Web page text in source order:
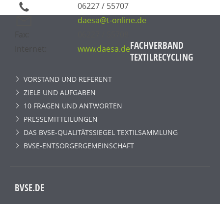
06227 / 55707
daesa@t-online.de
www.daesa.deFACHVERBAND
TEXTILRECYCLING
VORSTAND UND REFERENT
ZIELE UND AUFGABEN
10 FRAGEN UND ANTWORTEN
PRESSEMITTEILUNGEN
DAS BVSE-QUALITÄTSSIEGEL TEXTILSAMMLUNG
BVSE-ENTSORGERGEMEINSCHAFT
BVSE.DE